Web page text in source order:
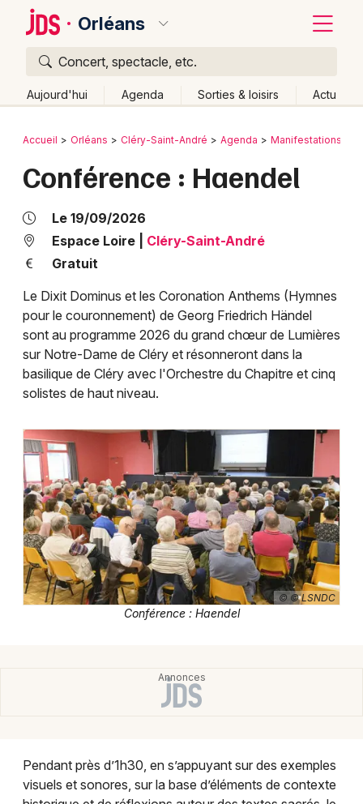
Orléans
Concert, spectacle, etc.
Aujourd'hui Agenda Sorties & loisirs Actu
Publier un événement
Grands événements
Manifestations
Foires & salons
Spectacles
Concerts
Sports
Soirées
Sorties famille
Expos
Conférences dans le Centre
Bordeaux
Lille
Lyon
Marseille
Mulhouse
Montpellier
Nantes
Nice
Paris
Strasbourg
Toulouse
Toutes les villes
Retour
Accueil Orléans Cléry-Saint-André Agenda Manifestations
Conférence : Haendel
Le 19/09/2026
Espace Loire
Cléry-Saint-André
Gratuit
Le Dixit Dominus et les Coronation Anthems (Hymnes
pour le couronnement) de Georg Friedrich Händel
sont au programme 2026 du grand chœur de Lumières
sur Notre-Dame de Cléry et résonneront dans la
basilique de Cléry avec l'Orchestre du Chapitre et cinq
solistes de haut niveau.
© © LSNDC
Conférence : Haendel
Pendant près d’1h30, en s’appuyant sur des exemples
visuels et sonores, sur la base d’éléments de contexte
Quoi ?
Où ?
Près de moi
Changer de lieu
Quand ?
Aujourd'hui
Demain Ce week-end Autre